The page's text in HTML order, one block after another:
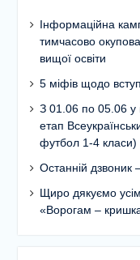
Інформаційна
тимчасово
вищої освіти
5 міфів щодо
З 01.06 по 05.06 у
етап
футбол 1-4 класи)
Останній дзвоник
Щиро дякуємо
«Ворогам –